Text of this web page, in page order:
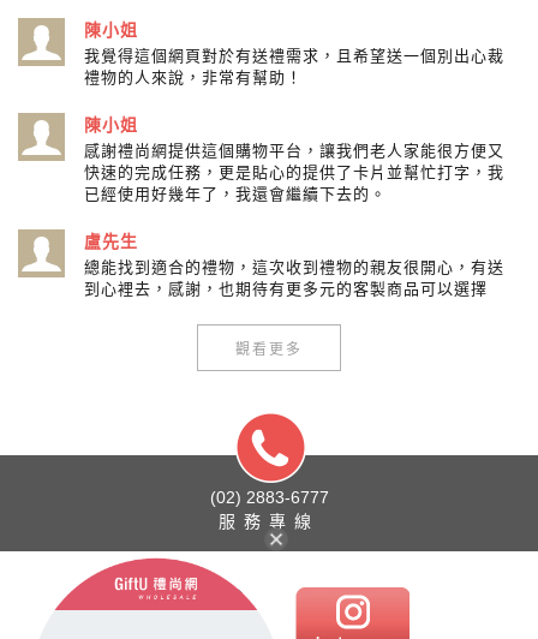
陳小姐
我覺得這個網頁對於有送禮需求，且希望送一個別出心裁
禮物的人來說，非常有幫助！
陳小姐
感謝禮尚網提供這個購物平台，讓我們老人家能很方便又
快速的完成任務，更是貼心的提供了卡片並幫忙打字，我
已經使用好幾年了，我還會繼續下去的。
盧先生
總能找到適合的禮物，這次收到禮物的親友很開心，有送
到心裡去，感謝，也期待有更多元的客製商品可以選擇
觀看更多
(02) 2883-6777
服務專線